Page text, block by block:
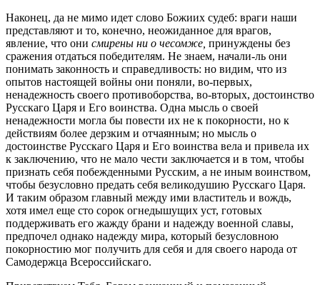
Наконец, да не мимо идет слово Божиих судеб: враги наши
представляют и то, конечно, неожиданное для врагов,
явление, что они смирены ни о чесомже, принуждены без
сражения отдаться победителям. Не знаем, начали-ль они
понимать законность и справедливость: но видим, что из
опытов настоящей войны они поняли, во-первых,
ненадежность своего противоборства, во-вторых, достоинство
Русскаго Царя и Его воинства. Одна мысль о своей
ненадежности могла бы повести их не к покорности, но к
действиям более дерзким и отчаянным; но мысль о
достоинстве Русскаго Царя и Его воинства вела и привела их
к заключению, что не мало чести заключается и в том, чтобы
признать себя побежденными Русским, а не иным воинством,
чтобы безусловно предать себя великодушию Русскаго Царя.
И таким образом главный между ими властитель и вождь,
хотя имел еще сто сорок огнедышущих уст, готовых
поддерживать его жажду брани и надежду военной славы,
предпочел однако надежду мира, который безусловною
покорностию мог получить для себя и для своего народа от
Самодержца Всероссийскаго.